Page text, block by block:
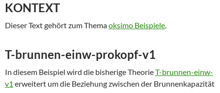
KONTEXT
Dieser Text gehört zum Themaoksimo Beispiele.
T-brunnen-einw-prokopf-v1
In diesem Beispiel wird die bisherige TheorieT-brunnen-einw-
v1 erweitert um die Beziehung zwischen der Brunnenkapazität